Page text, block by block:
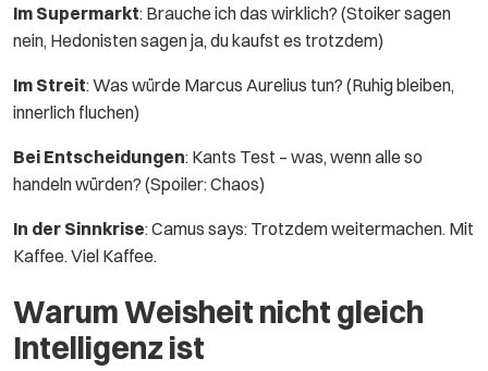
Im Supermarkt: Brauche ich das wirklich? (Stoiker sagen
nein, Hedonisten sagen ja, du kaufst es trotzdem)
Im Streit: Was würde Marcus Aurelius tun? (Ruhig bleiben,
innerlich fluchen)
Bei Entscheidungen: Kants Test – was, wenn alle so
handeln würden? (Spoiler: Chaos)
In der Sinnkrise: Camus says: Trotzdem weitermachen. Mit
Kaffee. Viel Kaffee.
Warum Weisheit nicht gleich
Intelligenz ist